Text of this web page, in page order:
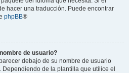
hacer una traducción. Puede encontrar
phpBB®
de usuario?
debajo de su nombre de usuario
de la plantilla que utilice el